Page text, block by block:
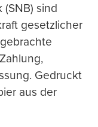
sind
gesetzlicher
Gedruckt
aus der